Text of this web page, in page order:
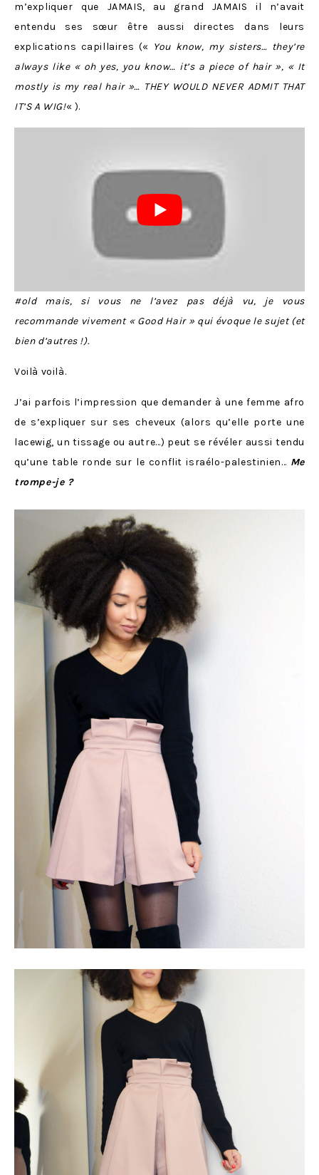
m’expliquer que JAMAIS, au grand JAMAIS il n’avait
entendu ses sœur être aussi directes dans leurs
explications capillaires (« You know, my sisters… they’re
always like « oh yes, you know… it’s a piece of hair », « It
mostly is my real hair »… THEY WOULD NEVER ADMIT THAT
IT’S A WIG!« ).
#old mais, si vous ne l’avez pas déjà vu, je vous
recommande vivement « Good Hair » qui évoque le sujet (et
bien d’autres !).
Voilà voilà.
J’ai parfois l’impression que demander à une femme afro
de s’expliquer sur ses cheveux (alors qu’elle porte une
lacewig, un tissage ou autre…) peut se révéler aussi tendu
qu’une table ronde sur le conflit israélo-palestinien… Me
trompe-je ?